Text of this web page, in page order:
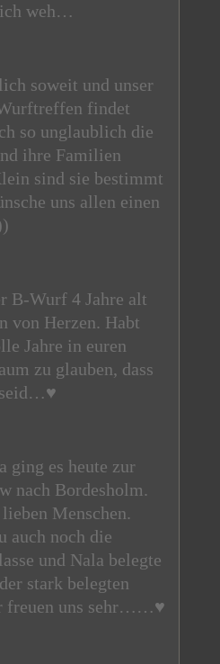
weh…
soweit und unser
findet
so unglaublich die
ihre Familien
sind sie bestimmt
uns allen einen
B-Wurf 4 Jahre alt
von Herzen. Habt
Jahre in euren
zu glauben, dass
seid…♥
ging es heute zur
nach Bordesholm.
Menschen.
auch noch die
und Nala belegte
stark belegten
freuen uns sehr……♥